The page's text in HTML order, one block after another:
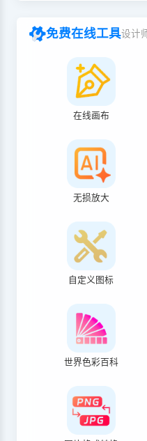
免费在线工具设计
在线画布
无损放大
自定义图标
世界色彩百科